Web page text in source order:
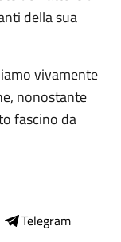
della sua
vivamente
nonostante
fascino da
Telegram